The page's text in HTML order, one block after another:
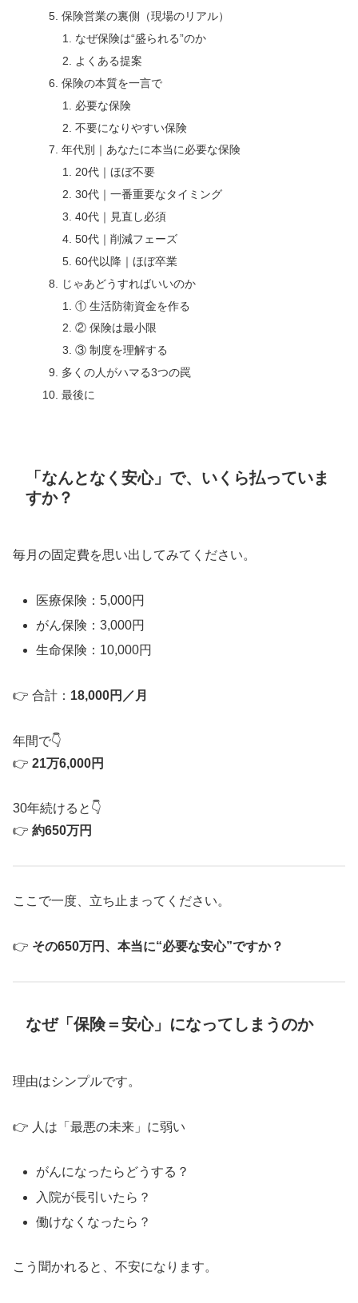
保険営業の裏側（現場のリアル）
なぜ保険は“盛られる”のか
よくある提案
保険の本質を一言で
必要な保険
不要になりやすい保険
年代別｜あなたに本当に必要な保険
20代｜ほぼ不要
30代｜一番重要なタイミング
40代｜見直し必須
50代｜削減フェーズ
60代以降｜ほぼ卒業
じゃあどうすればいいのか
① 生活防衛資金を作る
② 保険は最小限
③ 制度を理解する
多くの人がハマる3つの罠
最後に
「なんとなく安心」で、いくら払っていま
すか？
毎月の固定費を思い出してみてください。
医療保険：5,000円
がん保険：3,000円
生命保険：10,000円
👉 合計： 18,000円／月
年間で👇
👉 21万6,000円
30年続けると👇
👉 約650万円
ここで一度、立ち止まってください。
👉 その650万円、本当に“必要な安心”ですか？
なぜ「保険＝安心」になってしまうのか
理由はシンプルです。
👉 人は「最悪の未来」に弱い
がんになったらどうする？
入院が長引いたら？
働けなくなったら？
こう聞かれると、不安になります。